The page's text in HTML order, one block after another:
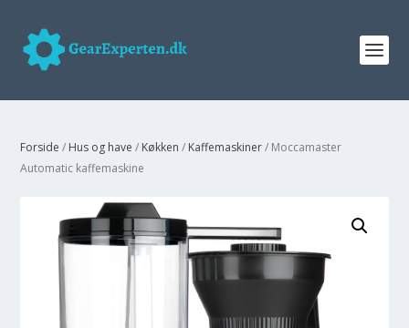
Forside / Hus og have / Køkken / Kaffemaskiner/ Moccamaster
Automatic kaffemaskine